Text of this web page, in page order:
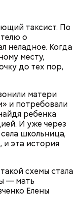
таксист. По
о
неладное. Когда
месту,
до тех пор,
матери
и потребовали
ребенка
И уже через
школьница,
и эта история
схемы стала
— мать
Елены
бабушка
попытки.
морс, но
из-за
заставил
суспензию,
объяснил, что
него появилась
дорогие
до
девушки,
в специи,
По данному
похищении,